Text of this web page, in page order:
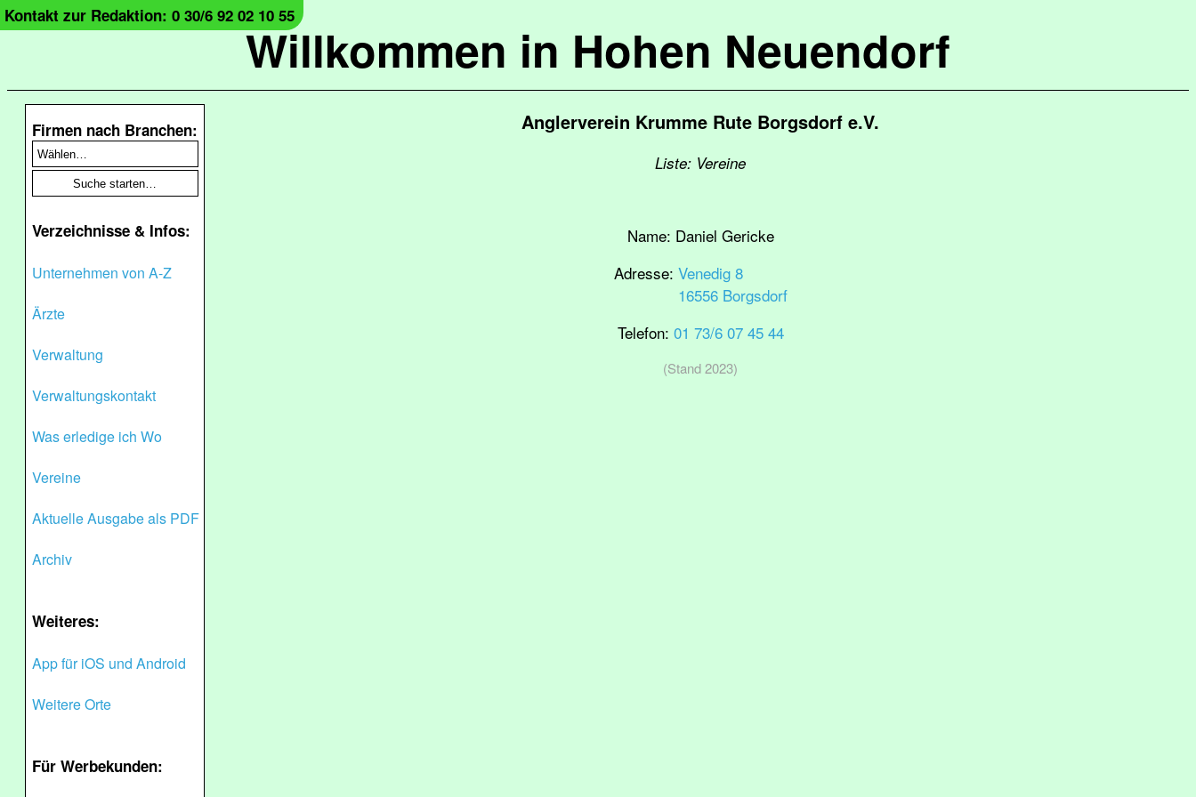
Willkommen in Hohen Neuendorf
Kontakt zur Redaktion: 0 30/6 92 02 10 55
Firmen nach Branchen:
Verzeichnisse & Infos:
Unternehmen von A-Z
Ärzte
Verwaltung
Verwaltungskontakt
Was erledige ich Wo
Vereine
Aktuelle Ausgabe als PDF
Archiv
Weiteres:
App für iOS und Android
Weitere Orte
Für Werbekunden:
Anglerverein Krumme Rute Borgsdorf e.V.
Liste: Vereine
Name: Daniel Gericke
Adresse: Venedig 8
16556 Borgsdorf
Telefon: 01 73/6 07 45 44
(Stand 2023)